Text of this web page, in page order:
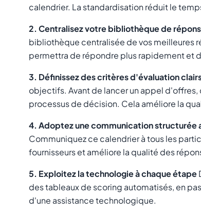
calendrier. La standardisation réduit le
2. Centralisez votre bibliothèque de
bibliothèque centralisée de vos meilleures
permettra de répondre plus rapidement et
3. Définissez des critères d'évaluation
objectifs. Avant de lancer un appel d'offres,
processus de décision. Cela améliore la
4. Adoptez une communication structurée
Communiquez ce calendrier à tous les
fournisseurs et améliore la qualité des
5. Exploitez la technologie à chaque étape
des tableaux de scoring automatisés, en
d'une assistance technologique.